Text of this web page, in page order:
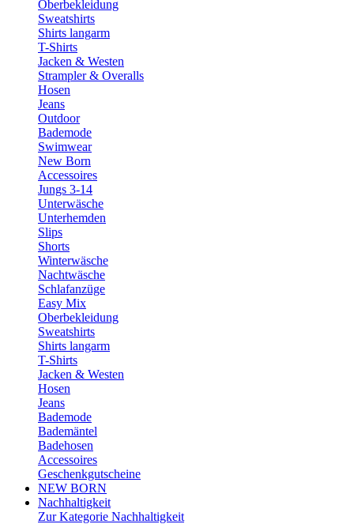
Oberbekleidung
Sweatshirts
Shirts langarm
T-Shirts
Jacken & Westen
Strampler & Overalls
Hosen
Jeans
Outdoor
Bademode
Swimwear
New Born
Accessoires
Jungs 3-14
Unterwäsche
Unterhemden
Slips
Shorts
Winterwäsche
Nachtwäsche
Schlafanzüge
Easy Mix
Oberbekleidung
Sweatshirts
Shirts langarm
T-Shirts
Jacken & Westen
Hosen
Jeans
Bademode
Bademäntel
Badehosen
Accessoires
Geschenkgutscheine
NEW BORN
Nachhaltigkeit
Zur Kategorie Nachhaltigkeit